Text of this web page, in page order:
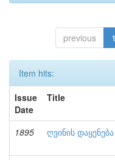
previous 1
Item hits:
Issue
Date
Title
1895 ღვინის დაყენება